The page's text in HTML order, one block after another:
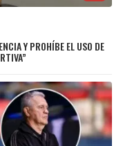
Y PROHÍBE EL USO DE